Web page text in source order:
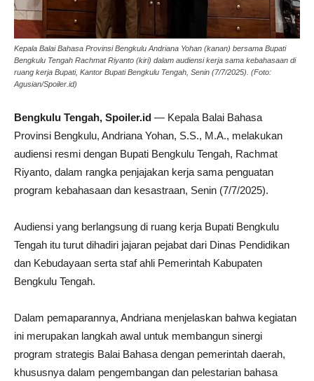
Kepala Balai Bahasa Provinsi Bengkulu Andriana Yohan (kanan) bersama Bupati
Bengkulu Tengah Rachmat Riyanto (kiri) dalam audiensi kerja sama kebahasaan di
ruang kerja Bupati, Kantor Bupati Bengkulu Tengah, Senin (7/7/2025). (Foto:
Agusian/Spoiler.id)
Bengkulu Tengah, Spoiler.id — Kepala Balai Bahasa
Provinsi Bengkulu, Andriana Yohan, S.S., M.A., melakukan
audiensi resmi dengan Bupati Bengkulu Tengah, Rachmat
Riyanto, dalam rangka penjajakan kerja sama penguatan
program kebahasaan dan kesastraan, Senin (7/7/2025).
Audiensi yang berlangsung di ruang kerja Bupati Bengkulu
Tengah itu turut dihadiri jajaran pejabat dari Dinas Pendidikan
dan Kebudayaan serta staf ahli Pemerintah Kabupaten
Bengkulu Tengah.
Dalam pemaparannya, Andriana menjelaskan bahwa kegiatan
ini merupakan langkah awal untuk membangun sinergi
program strategis Balai Bahasa dengan pemerintah daerah,
khususnya dalam pengembangan dan pelestarian bahasa